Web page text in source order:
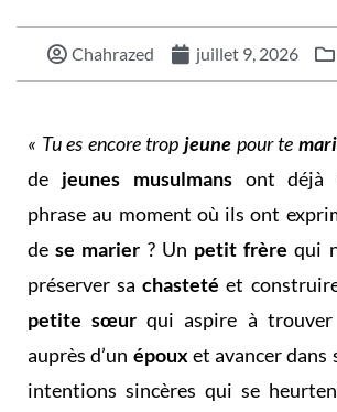
Chahrazed juillet 9, 2026
« Tu es encore trop jeune pour te
de jeunes musulmansont déjà
phrase au moment où ils ont
dese marier ? Un petit frère qui
préserver sachasteté et
petite sœurqui aspire à
auprès d’un épouxet avancer dans
intentions sincères qui se